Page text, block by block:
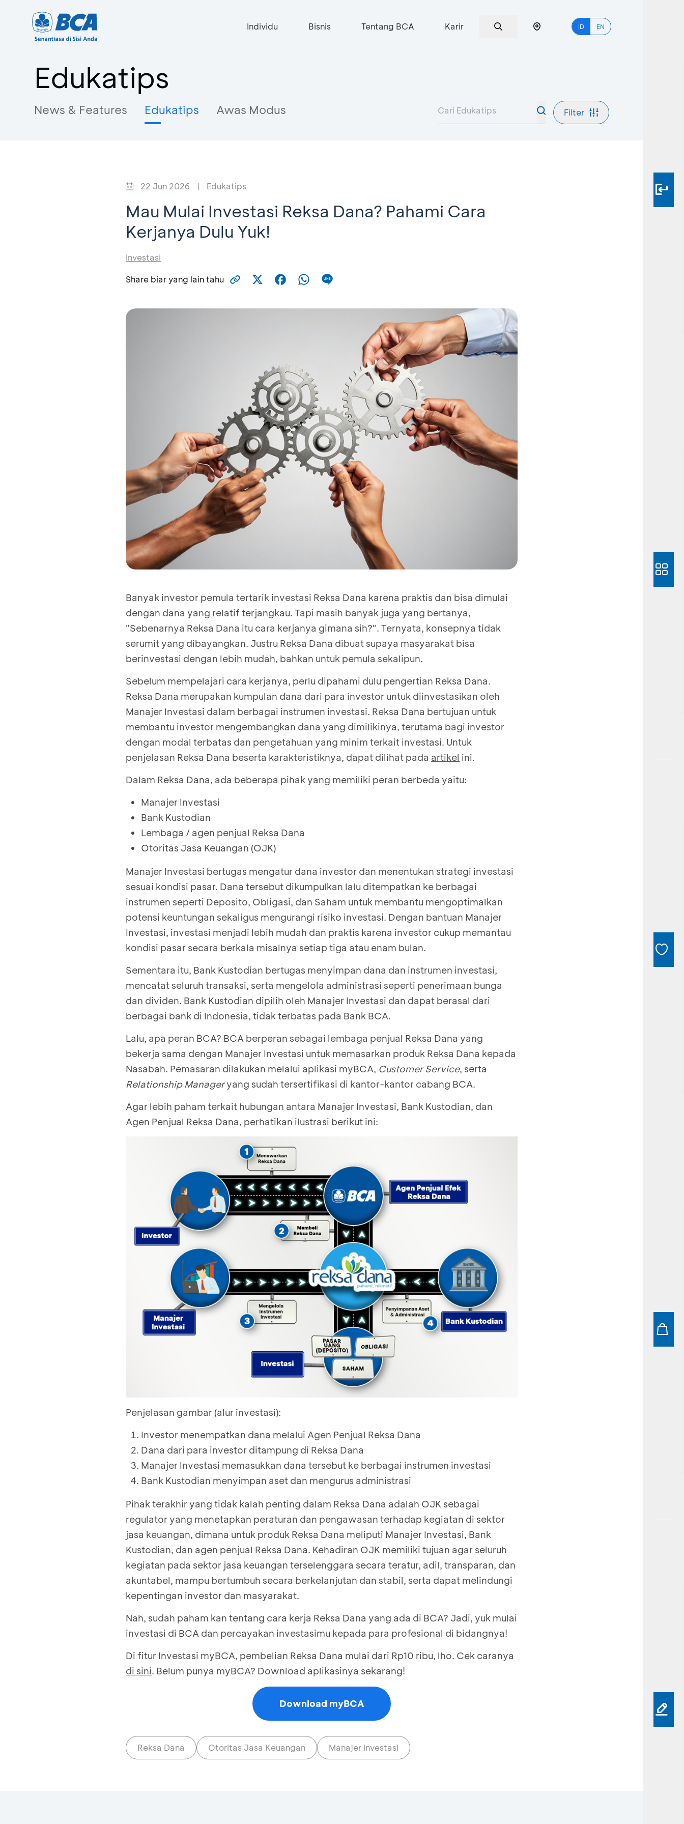
Individu Bisnis Tentang BCA Karir ID EN
Edukatips
News & Features Edukatips Awas Modus Filter
22 Jun 2026 | Edukatips
Mau Mulai Investasi Reksa Dana? Pahami Cara
Kerjanya Dulu Yuk!
Investasi
Share biar yang lain tahu
Banyak investor pemula tertarik investasi Reksa Dana karena praktis dan bisa dimulai
dengan dana yang relatif terjangkau. Tapi masih banyak juga yang bertanya,
"Sebenarnya Reksa Dana itu cara kerjanya gimana sih?". Ternyata, konsepnya tidak
serumit yang dibayangkan. Justru Reksa Dana dibuat supaya masyarakat bisa
berinvestasi dengan lebih mudah, bahkan untuk pemula sekalipun.
Sebelum mempelajari cara kerjanya, perlu dipahami dulu pengertian Reksa Dana.
Reksa Dana merupakan kumpulan dana dari para investor untuk diinvestasikan oleh
Manajer Investasi dalam berbagai instrumen investasi. Reksa Dana bertujuan untuk
membantu investor mengembangkan dana yang dimilikinya, terutama bagi investor
dengan modal terbatas dan pengetahuan yang minim terkait investasi. Untuk
penjelasan Reksa Dana beserta karakteristiknya, dapat dilihat pada artikel ini.
Dalam Reksa Dana, ada beberapa pihak yang memiliki peran berbeda yaitu:
Manajer Investasi
Bank Kustodian
Lembaga / agen penjual Reksa Dana
Otoritas Jasa Keuangan (OJK)
Manajer Investasi bertugas mengatur dana investor dan menentukan strategi investasi
sesuai kondisi pasar. Dana tersebut dikumpulkan lalu ditempatkan ke berbagai
instrumen seperti Deposito, Obligasi, dan Saham untuk membantu mengoptimalkan
potensi keuntungan sekaligus mengurangi risiko investasi. Dengan bantuan Manajer
Investasi, investasi menjadi lebih mudah dan praktis karena investor cukup memantau
kondisi pasar secara berkala misalnya setiap tiga atau enam bulan.
Sementara itu, Bank Kustodian bertugas menyimpan dana dan instrumen investasi,
mencatat seluruh transaksi, serta mengelola administrasi seperti penerimaan bunga
dan dividen. Bank Kustodian dipilih oleh Manajer Investasi dan dapat berasal dari
berbagai bank di Indonesia, tidak terbatas pada Bank BCA.
Lalu, apa peran BCA? BCA berperan sebagai lembaga penjual Reksa Dana yang
bekerja sama dengan Manajer Investasi untuk memasarkan produk Reksa Dana kepada
Nasabah. Pemasaran dilakukan melalui aplikasi myBCA, Customer Service, serta
Relationship Manageryang sudah tersertifikasi di kantor-kantor cabang BCA.
Agar lebih paham terkait hubungan antara Manajer Investasi, Bank Kustodian, dan
Agen Penjual Reksa Dana, perhatikan ilustrasi berikut ini:
Penjelasan gambar (alur investasi):
Investor menempatkan dana melalui Agen Penjual Reksa Dana
Dana dari para investor ditampung di Reksa Dana
Manajer Investasi memasukkan dana tersebut ke berbagai instrumen investasi
Bank Kustodian menyimpan aset dan mengurus administrasi
Pihak terakhir yang tidak kalah penting dalam Reksa Dana adalah OJK sebagai
regulator yang menetapkan peraturan dan pengawasan terhadap kegiatan di sektor
jasa keuangan, dimana untuk produk Reksa Dana meliputi Manajer Investasi, Bank
Kustodian, dan agen penjual Reksa Dana. Kehadiran OJK memiliki tujuan agar seluruh
kegiatan pada sektor jasa keuangan terselenggara secara teratur, adil, transparan, dan
akuntabel, mampu bertumbuh secara berkelanjutan dan stabil, serta dapat melindungi
kepentingan investor dan masyarakat.
Nah, sudah paham kan tentang cara kerja Reksa Dana yang ada di BCA? Jadi, yuk mulai
investasi di BCA dan percayakan investasimu kepada para profesional di bidangnya!
Di fitur Investasi myBCA, pembelian Reksa Dana mulai dari Rp10 ribu, lho. Cek caranya
di sini. Belum punya myBCA? Download aplikasinya sekarang!
Download myBCA
Reksa Dana Otoritas Jasa Keuangan Manajer Investasi